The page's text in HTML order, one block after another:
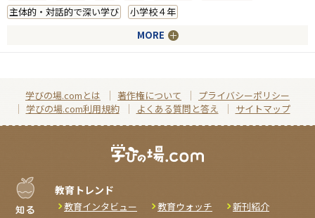
主体的・対話的で深い学び
小学校４年
MORE
学びの場.comとは 著作権について
プライバシーポリシー
学びの場.com利用規約
よくある質問と答え サイトマップ
教育トレンド
教育インタビュー 教育ウォッチ
新刊紹介